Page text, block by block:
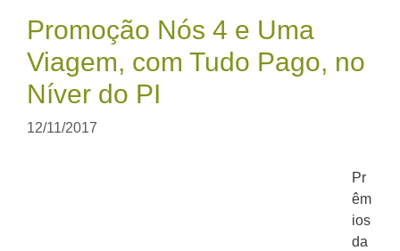
Promoção Nós 4 e Uma
Viagem, com Tudo Pago, no
Níver do PI
12/11/2017
Pr
êm
ios
da